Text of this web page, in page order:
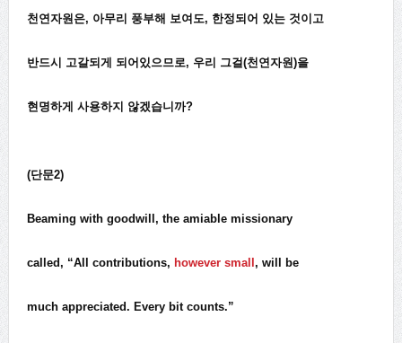
천연자원은, 아무리 풍부해 보여도, 한정되어 있는 것이고
반드시 고갈되게 되어있으므로, 우리 그걸(천연자원)을
현명하게 사용하지 않겠습니까?
(단문2)
Beaming with goodwill, the amiable missionary
called, “All contributions, however small, will be
much appreciated. Every bit counts.”